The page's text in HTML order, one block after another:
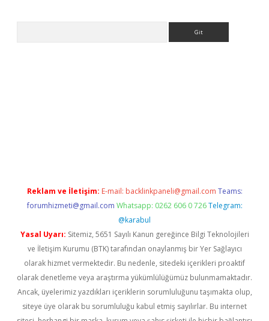
Reklam ve İletişim: E-mail: backlinkpaneli@gmail.com Teams:
forumhizmeti@gmail.com Whatsapp: 0262 606 0 726 Telegram:
@karabul
Yasal Uyarı: Sitemiz, 5651 Sayılı Kanun gereğince Bilgi Teknolojileri
ve İletişim Kurumu (BTK) tarafından onaylanmış bir Yer Sağlayıcı
olarak hizmet vermektedir. Bu nedenle, sitedeki içerikleri proaktif
olarak denetleme veya araştırma yükümlülüğümüz bulunmamaktadır.
Ancak, üyelerimiz yazdıkları içeriklerin sorumluluğunu taşımakta olup,
siteye üye olarak bu sorumluluğu kabul etmiş sayılırlar. Bu internet